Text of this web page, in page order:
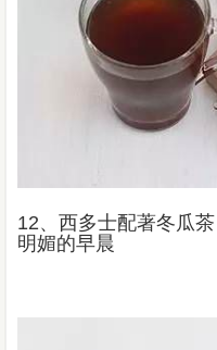
12、西多士配著冬瓜
明媚的早晨